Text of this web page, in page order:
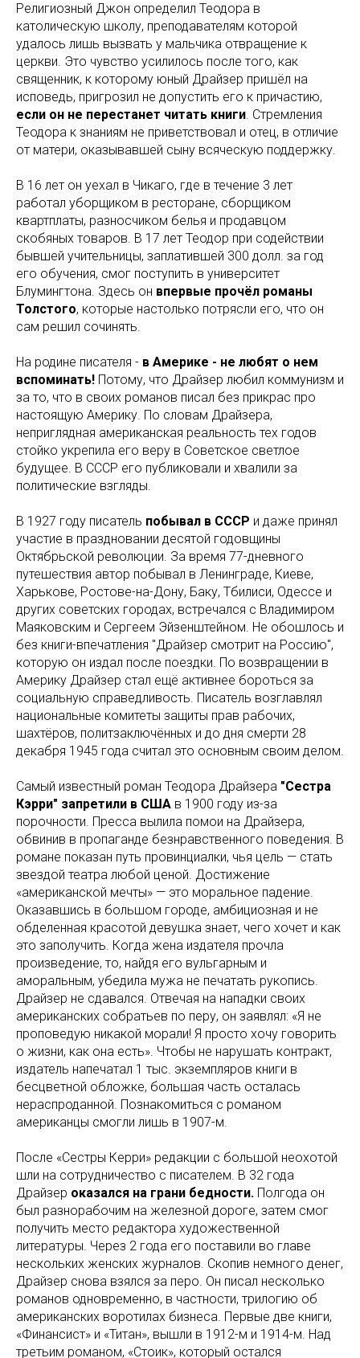
Религиозный Джон определил Теодора в
католическую школу, преподавателям которой
удалось лишь вызвать у мальчика отвращение к
церкви. Это чувство усилилось после того, как
священник, к которому юный Драйзер пришёл на
исповедь, пригрозил не допустить его к причастию,
если он не перестанет читать книги. Стремления
Теодора к знаниям не приветствовал и отец, в отличие
от матери, оказывавшей сыну всяческую поддержку.
В 16 лет он уехал в Чикаго, где в течение 3 лет
работал уборщиком в ресторане, сборщиком
квартплаты, разносчиком белья и продавцом
скобяных товаров. В 17 лет Теодор при содействии
бывшей учительницы, заплатившей 300 долл. за год
его обучения, смог поступить в университет
Блумингтона. Здесь он впервые прочёл романы
Толстого, которые настолько потрясли его, что он
сам решил сочинять.
На родине писателя - в Америке - не любят о нем
вспоминать! Потому, что Драйзер любил коммунизм и
за то, что в своих романов писал без прикрас про
настоящую Америку. По словам Драйзера,
неприглядная американская реальность тех годов
стойко укрепила его веру в Советское светлое
будущее. В СССР его публиковали и хвалили за
политические взгляды.
В 1927 году писатель побывал в СССР и даже принял
участие в праздновании десятой годовщины
Октябрьской революции. За время 77-дневного
путешествия автор побывал в Ленинграде, Киеве,
Харькове, Ростове-на-Дону, Баку, Тбилиси, Одессе и
других советских городах, встречался с Владимиром
Маяковским и Сергеем Эйзенштейном. Не обошлось и
без книги-впечатления "Драйзер смотрит на Россию",
которую он издал после поездки. По возвращении в
Америку Драйзер стал ещё активнее бороться за
социальную справедливость. Писатель возглавлял
национальные комитеты защиты прав рабочих,
шахтёров, политзаключённых и до дня смерти 28
декабря 1945 года считал это основным своим делом.
Самый известный роман Теодора Драйзера "Сестра
Кэрри" запретили в США в 1900 году из-за
порочности. Пресса вылила помои на Драйзера,
обвинив в пропаганде безнравственного поведения. В
романе показан путь провинциалки, чья цель — стать
звездой театра любой ценой. Достижение
«американской мечты» — это моральное падение.
Оказавшись в большом городе, амбициозная и не
обделенная красотой девушка знает, чего хочет и как
это заполучить. Когда жена издателя прочла
произведение, то, найдя его вульгарным и
аморальным, убедила мужа не печатать рукопись.
Драйзер не сдавался. Отвечая на нападки своих
американских собратьев по перу, он заявлял: «Я не
проповедую никакой морали! Я просто хочу говорить
о жизни, как она есть». Чтобы не нарушать контракт,
издатель напечатал 1 тыс. экземпляров книги в
бесцветной обложке, большая часть осталась
нераспроданной. Познакомиться с романом
американцы смогли лишь в 1907-м.
После «Сестры Керри» редакции с большой неохотой
шли на сотрудничество с писателем. В 32 года
Драйзер оказался на грани бедности. Полгода он
был разнорабочим на железной дороге, затем смог
получить место редактора художественной
литературы. Через 2 года его поставили во главе
нескольких женских журналов. Скопив немного денег,
Драйзер снова взялся за перо. Он писал несколько
романов одновременно, в частности, трилогию об
американских воротилах бизнеса. Первые две книги,
«Финансист» и «Титан», вышли в 1912-м и 1914-м. Над
третьим романом, «Стоик», который остался